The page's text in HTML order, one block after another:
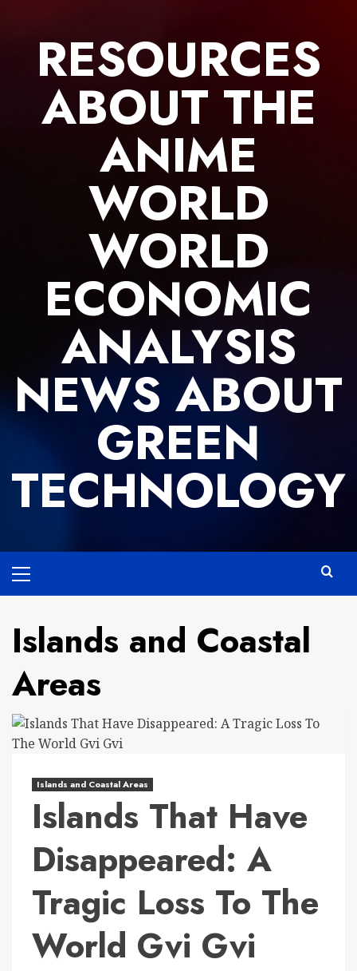
RESOURCES
ABOUT THE
ANIME
WORLD
WORLD
ECONOMIC
ANALYSIS
NEWS ABOUT
GREEN
TECHNOLOGY
Menu
Islands and Coastal
Areas
Islands and Coastal Areas
Islands That Have
Disappeared: A
Tragic Loss To The
World Gvi Gvi